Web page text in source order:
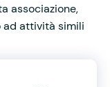
associazione,
ad attività simili